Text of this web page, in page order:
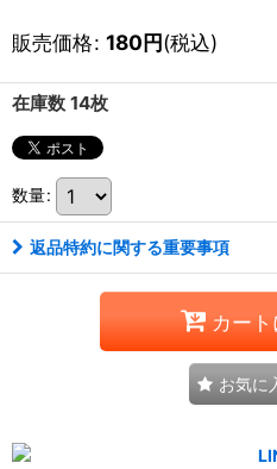
販売価格: 180円(税込)
在庫数 14枚
数量:
返品特約に関する重要事項
カート
お気に